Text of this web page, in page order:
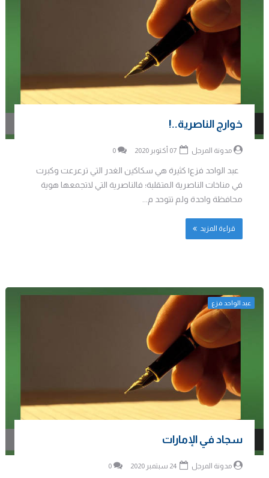
خوارج الناصرية..!
مدونة المرجل 0
عبد الواحد فزع| كثيرة هي سكاكين الغدر التي ترعرعت وكبرت
في مناخات الناصرية المتقلبة؛ فالناصرية التي لاتجمعها هوية
محافظة واحدة ولم تتوحد م...
قراءة المزيد
عبد الواحد فزع
سجاد في الإمارات
مدونة المرجل 0